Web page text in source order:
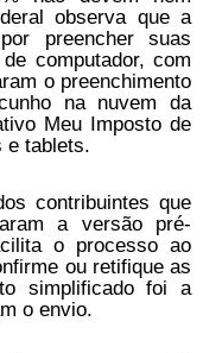
observa que a
preencher suas
computador, com
o preenchimento
na nuvem da
Meu Imposto de
e tablets.
contribuintes que
a versão pré-
o processo ao
ou retifique as
simplificado foi a
o envio.